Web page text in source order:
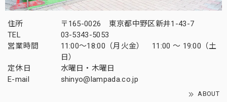
住所
〒165-0026 東京都中野区新井1-43-7
TEL
03-5343-5053
営業時間
11:00～18:00（月火金） 11:00 ～ 19:00（土
日）
定休日
水曜日・木曜日
E-mail
shinyo@lampada.co.jp
ABOUT